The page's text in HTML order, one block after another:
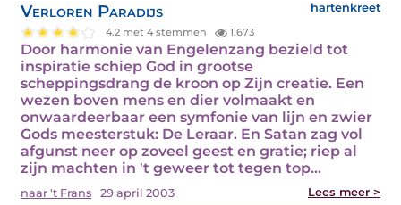
Verloren Paradijs hartenkreet
4.2 met 4 stemmen 1.673
Door harmonie van Engelenzang bezield tot
inspiratie schiep God in grootse
scheppingsdrang de kroon op Zijn creatie. Een
wezen boven mens en dier volmaakt en
onwaardeerbaar een symfonie van lijn en zwier
Gods meesterstuk: De Leraar. En Satan zag vol
afgunst neer op zoveel geest en gratie; riep al
zijn machten in 't geweer tot tegen top…
naar 't Frans 29 april 2003 Lees meer >